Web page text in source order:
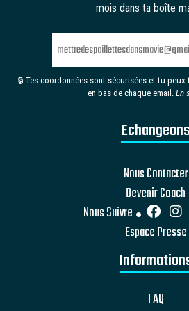
mois dans ta boîte
🔒 Tes coordonnées sont sécurisées et tu
en bas de chaque email. En
Echangeons
Nous Contacter
Devenir Coach
Nous Suivre
Espace Presse
FAQ